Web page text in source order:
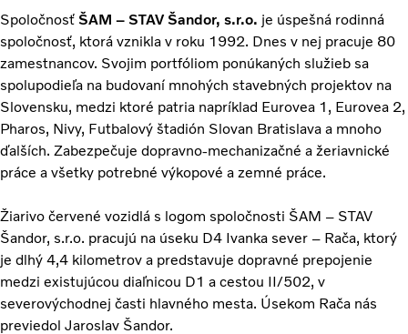
Spoločnosť ŠAM – STAV Šandor, s.r.o. je úspešná rodinná
spoločnosť, ktorá vznikla v roku 1992. Dnes v nej pracuje 80
zamestnancov. Svojim portfóliom ponúkaných služieb sa
spolupodieľa na budovaní mnohých stavebných projektov na
Slovensku, medzi ktoré patria napríklad Eurovea 1, Eurovea 2,
Pharos, Nivy, Futbalový štadión Slovan Bratislava a mnoho
ďalších. Zabezpečuje dopravno-mechanizačné a žeriavnické
práce a všetky potrebné výkopové a zemné práce.
Žiarivo červené vozidlá s logom spoločnosti ŠAM – STAV
Šandor, s.r.o. pracujú na úseku D4 Ivanka sever – Rača, ktorý
je dlhý 4,4 kilometrov a predstavuje dopravné prepojenie
medzi existujúcou diaľnicou D1 a cestou II/502, v
severovýchodnej časti hlavného mesta. Úsekom Rača nás
previedol Jaroslav Šandor.